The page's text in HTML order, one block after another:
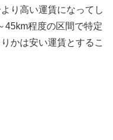
り高い運賃になってし
45km程度の区間で特定
かは安い運賃とするこ